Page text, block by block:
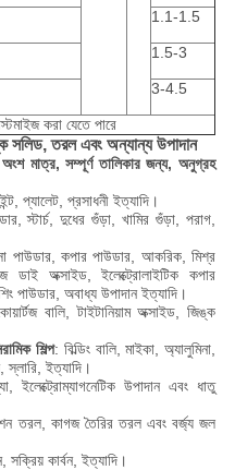
1.1-1.5
1.5-3
3-4.5
করা যেতে পারে
সলিড, তরল এবং অন্যান্য উপাদান
অংশ মাত্র, সম্পূর্ণ তালিকার জন্য, অনুগ্রহ
প্যালেট, প্রসাধনী ইত্যাদি।
স্টার্চ, দুধের গুঁড়া, খামির গুঁড়া, পরাগ,
পাউডার, কপার পাউডার, আকরিক, মিশ্র
ডাই অক্সাইড, ইলেক্ট্রোলাইটিক কপার
পাউডার, অবাধ্য উপাদান ইত্যাদি।
বালি, টাইটানিয়াম অক্সাইড, জিঙ্ক
শিল্প: বিল্ডিং বালি, মাইকা, অ্যালুমিনা,
স্লারি, ইত্যাদি।
ইলেক্ট্রোম্যাগনেটিক উপাদান এবং ধাতু
তরল, কাগজ তৈরির তরল এবং বর্জ্য জল
কার্বন, ইত্যাদি।